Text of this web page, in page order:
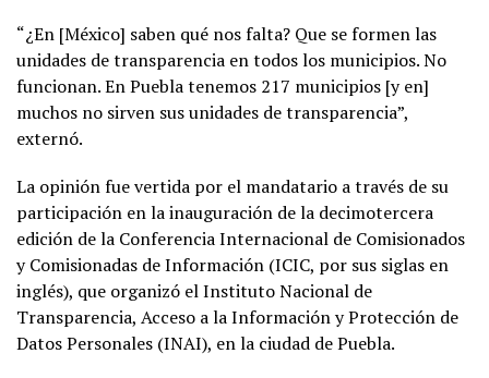
“¿En [México] saben qué nos falta? Que se formen las
unidades de transparencia en todos los municipios. No
funcionan. En Puebla tenemos 217 municipios [y en]
muchos no sirven sus unidades de transparencia”,
externó.
La opinión fue vertida por el mandatario a través de su
participación en la inauguración de la decimotercera
edición de la Conferencia Internacional de Comisionados
y Comisionadas de Información (ICIC, por sus siglas en
inglés), que organizó el Instituto Nacional de
Transparencia, Acceso a la Información y Protección de
Datos Personales (INAI), en la ciudad de Puebla.